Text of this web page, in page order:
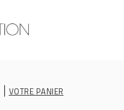
VOTRE PANIER